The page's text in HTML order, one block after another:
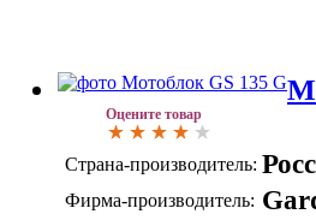
Оцените товар
Страна-производитель:
Фирма-производитель: